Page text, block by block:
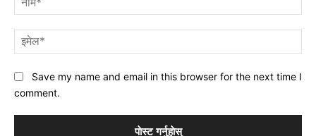
Save my name and email in this browser for the next time I
comment.